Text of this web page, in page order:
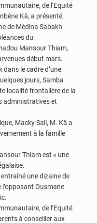
de l’Equité
Kâ, a présenté,
de Médina Sabakh
du
Mansour Thiam,
début mars.
dans le cadre d’une
jours, Samba
localité frontalière de la
administratives et
Macky Sall, M. Kâ a
à la famille
Thiam est « une
une dizaine de
Ousmane
de l’Equité
à conseiller aux